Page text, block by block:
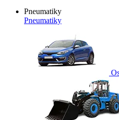
Pneumatiky
Pneumatiky